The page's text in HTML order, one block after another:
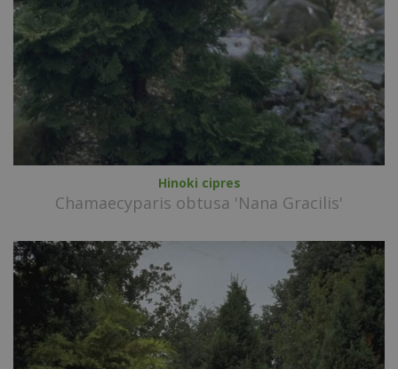
Hinoki cipres
Chamaecyparis obtusa 'Nana Gracilis'